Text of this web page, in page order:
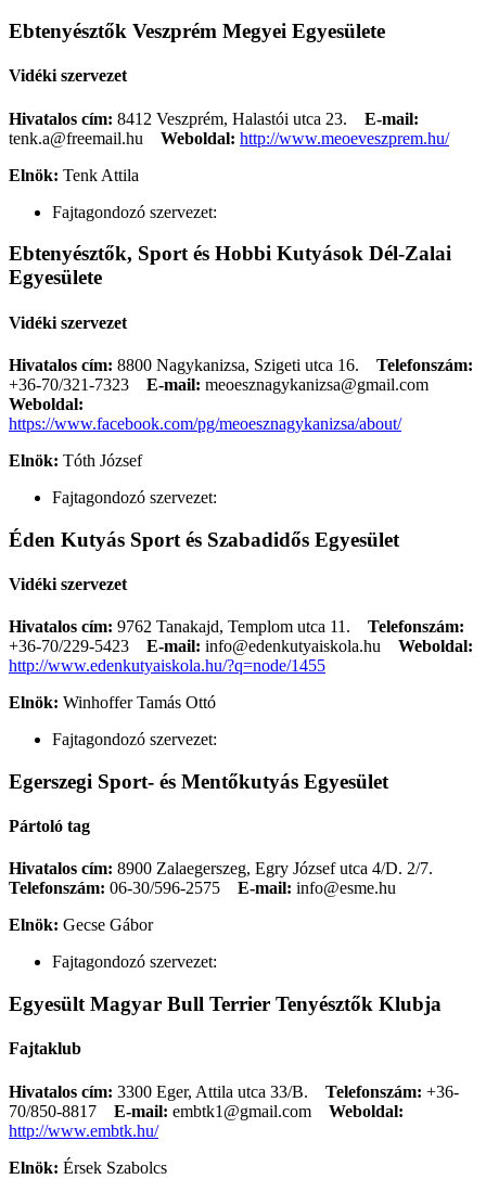
Ebtenyésztők Veszprém Megyei Egyesülete
Vidéki szervezet
Hivatalos cím: 8412 Veszprém, Halastói utca 23. E-mail:
tenk.a@freemail.hu
Weboldal: http://www.meoeveszprem.hu/
Elnök: Tenk Attila
Fajtagondozó szervezet:
Ebtenyésztők, Sport és Hobbi Kutyások Dél-Zalai
Egyesülete
Vidéki szervezet
Hivatalos cím: 8800 Nagykanizsa, Szigeti utca 16. Telefonszám:
+36-70/321-7323
E-mail: meoesznagykanizsa@gmail.com
Weboldal:
https://www.facebook.com/pg/meoesznagykanizsa/about/
Elnök: Tóth József
Fajtagondozó szervezet:
Éden Kutyás Sport és Szabadidős Egyesület
Vidéki szervezet
Hivatalos cím: 9762 Tanakajd, Templom utca 11. Telefonszám:
+36-70/229-5423
E-mail: info@edenkutyaiskola.hu
Weboldal:
http://www.edenkutyaiskola.hu/?q=node/1455
Elnök: Winhoffer Tamás Ottó
Fajtagondozó szervezet:
Egerszegi Sport- és Mentőkutyás Egyesület
Pártoló tag
Hivatalos cím: 8900 Zalaegerszeg, Egry József utca 4/D. 2/7.
Telefonszám: 06-30/596-2575 E-mail: info@esme.hu
Elnök: Gecse Gábor
Fajtagondozó szervezet:
Egyesült Magyar Bull Terrier Tenyésztők Klubja
Fajtaklub
Hivatalos cím: 3300 Eger, Attila utca 33/B. Telefonszám: +36-
70/850-8817
E-mail: embtk1@gmail.com
Weboldal:
http://www.embtk.hu/
Elnök: Érsek Szabolcs